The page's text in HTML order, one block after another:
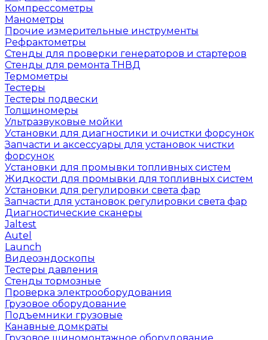
Компрессометры
Манометры
Прочие измерительные инструменты
Рефрактометры
Стенды для проверки генераторов и стартеров
Стенды для ремонта ТНВД
Термометры
Тестеры
Тестеры подвески
Толщиномеры
Ультразвуковые мойки
Установки для диагностики и очистки форсунок
Запчасти и аксессуары для установок чистки
форсунок
Установки для промывки топливных систем
Жидкости для промывки для топливных систем
Установки для регулировки света фар
Запчасти для установок регулировки света фар
Диагностические сканеры
Jaltest
Autel
Launch
Видеоэндоскопы
Тестеры давления
Стенды тормозные
Проверка электрооборудования
Грузовое оборудование
Подъемники грузовые
Канавные домкраты